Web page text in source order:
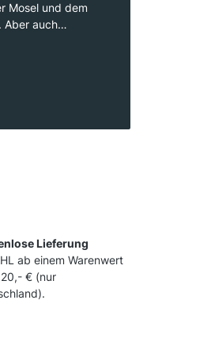
Mosel und dem
Aber auch
Rhein und
großen Wert
Lieferung
ab einem Warenwert
€ (nur